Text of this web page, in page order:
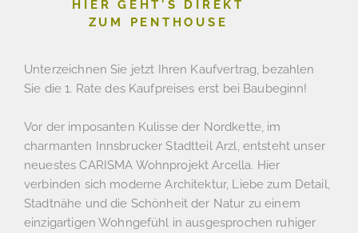
HIER GEHT'S DIREKT
ZUM PENTHOUSE
Unterzeichnen Sie jetzt Ihren Kaufvertrag, bezahlen
Sie die 1. Rate des Kaufpreises erst bei Baubeginn!
Vor der imposanten Kulisse der Nordkette, im
charmanten Innsbrucker Stadtteil Arzl, entsteht unser
neuestes CARISMA Wohnprojekt Arcella. Hier
verbinden sich moderne Architektur, Liebe zum Detail,
Stadtnähe und die Schönheit der Natur zu einem
einzigartigen Wohngefühl in ausgesprochen ruhiger